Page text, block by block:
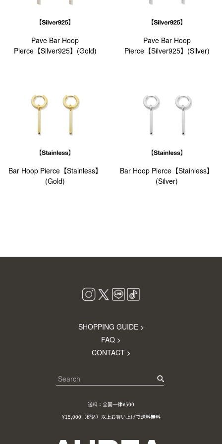
Pave Bar Hoop
Pierce【Silver925】(Gold)
Pave Bar Hoop
Pierce【Silver925】(Silver)
Bar Hoop Pierce【Stainless】
(Gold)
Bar Hoop Pierce【Stainless】
(Silver)
SHOPPING GUIDE >
FAQ >
CONTACT >
送料：全国一律¥500
¥15,000（税込）以上お買い上げで送料無料